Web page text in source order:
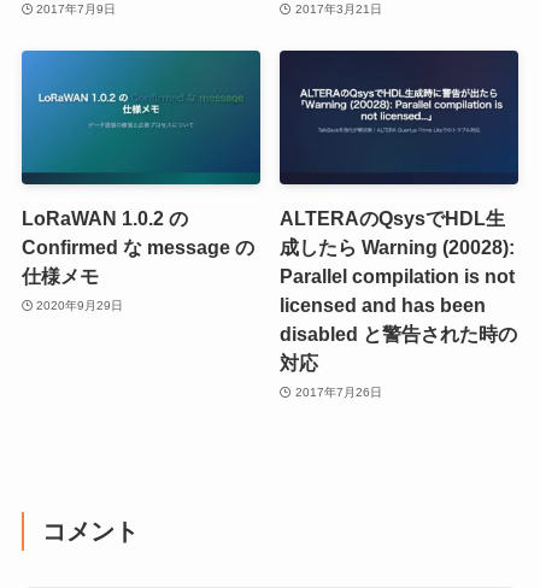
2017年7月9日 2017年3月21日
LoRaWAN 1.0.2 の
Confirmed な message の
仕様メモ
2020年9月29日
ALTERAのQsysでHDL生
成したら Warning (20028):
Parallel compilation is not
licensed and has been
disabled と警告された時の
対応
2017年7月26日
コメント